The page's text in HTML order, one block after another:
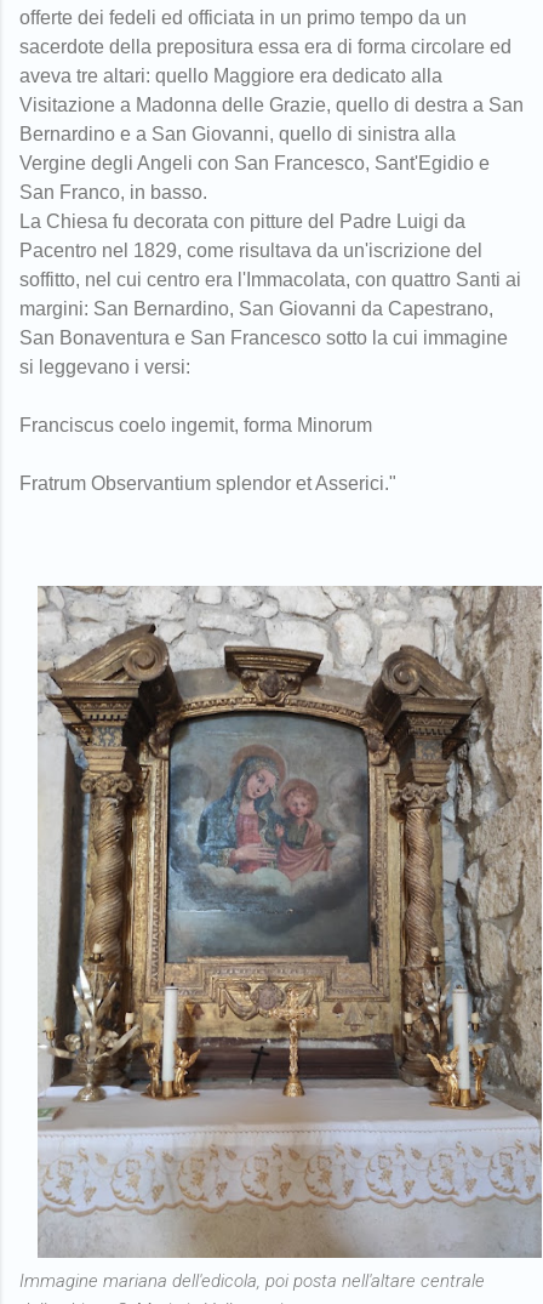
offerte dei fedeli ed officiata in un primo tempo da un
sacerdote della prepositura essa era di forma circolare ed
aveva tre altari: quello Maggiore era dedicato alla
Visitazione a Madonna delle Grazie, quello di destra a San
Bernardino e a San Giovanni, quello di sinistra alla
Vergine degli Angeli con San Francesco, Sant'Egidio e
San Franco, in basso.
La Chiesa fu decorata con pitture del Padre Luigi da
Pacentro nel 1829, come risultava da un'iscrizione del
soffitto, nel cui centro era l'Immacolata, con quattro Santi ai
margini: San Bernardino, San Giovanni da Capestrano,
San Bonaventura e San Francesco sotto la cui immagine
si leggevano i versi:
Franciscus coelo ingemit, forma Minorum
Fratrum Observantium splendor et Asserici."
Immagine mariana dell'edicola, poi posta nell'altare centrale